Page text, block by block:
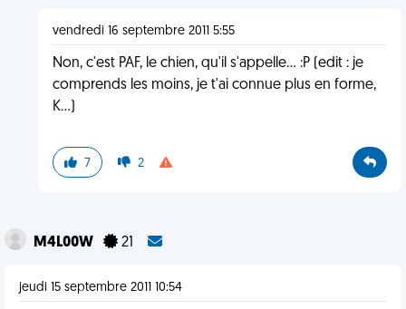
vendredi 16 septembre 2011 5:55
Non, c'est PAF, le chien, qu'il s'appelle... :P (edit : je
comprends les moins, je t'ai connue plus en forme,
K...)
7 2
M4L00W 21
jeudi 15 septembre 2011 10:54